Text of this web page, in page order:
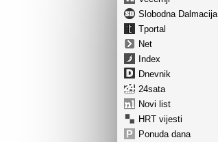
Slobodna Dalmacija
Tportal
Net
Index
Dnevnik
24sata
Novi list
HRT vijesti
Ponuda dana